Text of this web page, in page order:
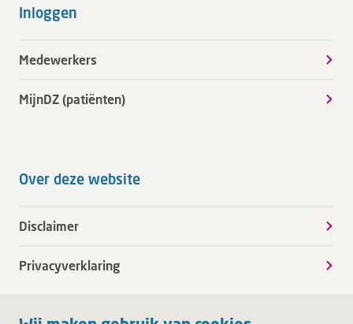
Inloggen
Medewerkers
MijnDZ (patiënten)
Over deze website
Disclaimer
Privacyverklaring